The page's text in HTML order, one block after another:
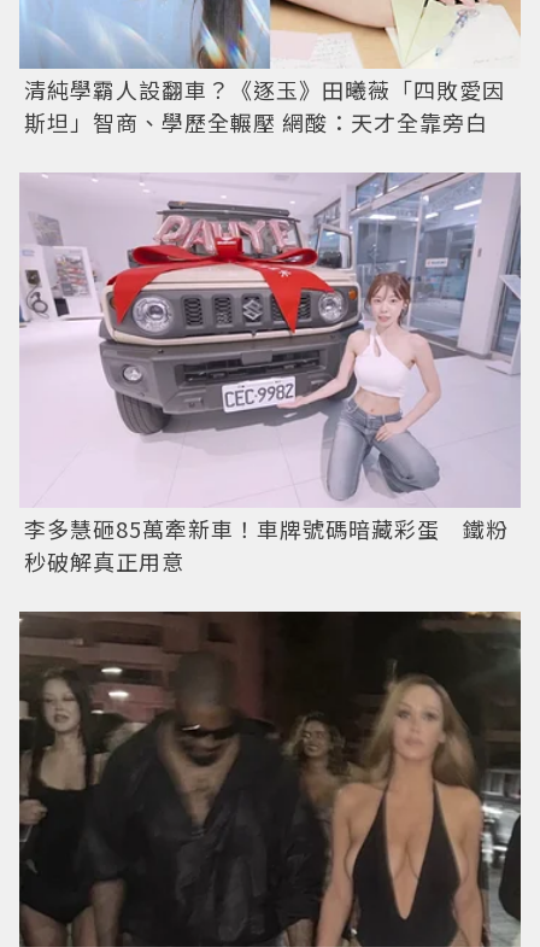
清純學霸人設翻車？《逐玉》田曦薇「四敗愛因
斯坦」智商、學歷全輾壓 網酸：天才全靠旁白
李多慧砸85萬牽新車！車牌號碼暗藏彩蛋 鐵粉
秒破解真正用意